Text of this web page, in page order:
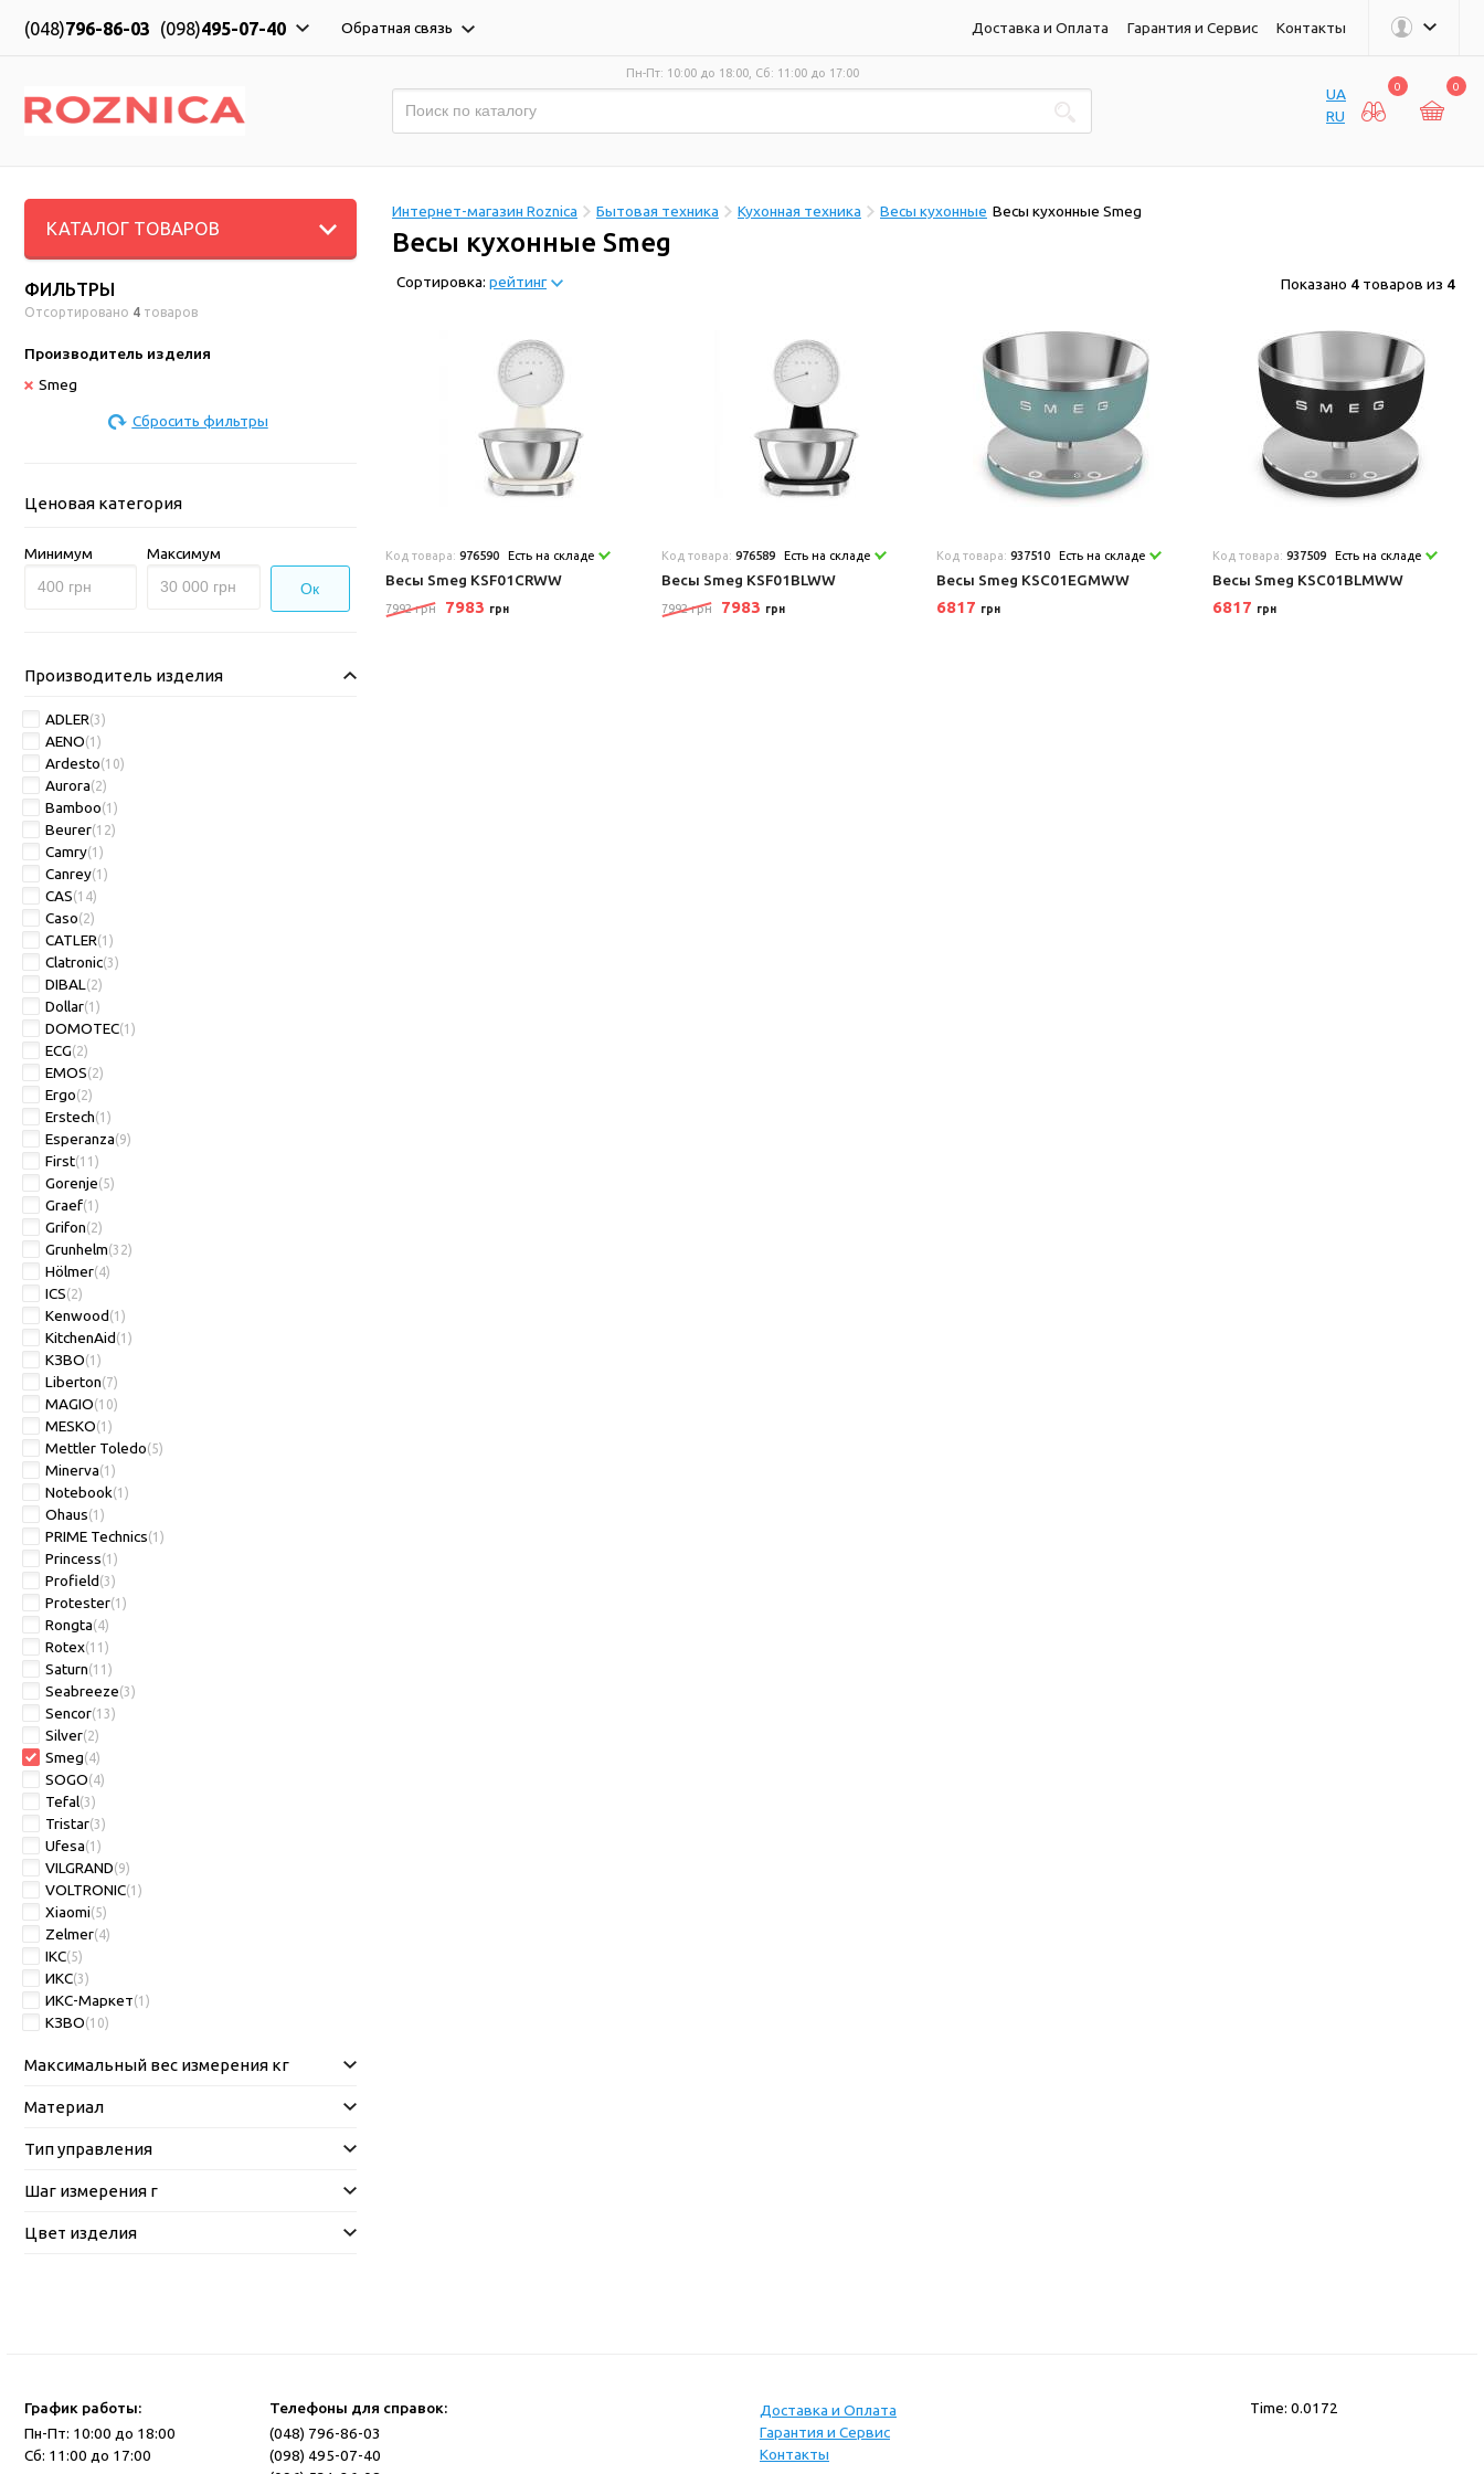
(048)796-86-03 (098)495-07-40 Обратная связь Доставка и Оплата Гарантия и Сервис Контакты
Пн-Пт: 10:00 до 18:00, Сб: 11:00 до 17:00
UA
RU
0 0
КАТАЛОГ ТОВАРОВ
ФИЛЬТРЫ
Отсортировано 4 товаров
Производитель изделия
Smeg
Сбросить фильтры
Ценовая категория
Минимум Максимум
Ок
Производитель изделия
ADLER(3)
AENO(1)
Ardesto(10)
Aurora(2)
Bamboo(1)
Beurer(12)
Camry(1)
Canrey(1)
CAS(14)
Caso(2)
CATLER(1)
Clatronic(3)
DIBAL(2)
Dollar(1)
DOMOTEC(1)
ECG(2)
EMOS(2)
Ergo(2)
Erstech(1)
Esperanza(9)
First(11)
Gorenje(5)
Graef(1)
Grifon(2)
Grunhelm(32)
Hölmer(4)
ICS(2)
Kenwood(1)
KitchenAid(1)
KЗBO(1)
Liberton(7)
MAGIO(10)
MESKO(1)
Mettler Toledo(5)
Minerva(1)
Notebook(1)
Ohaus(1)
PRIME Technics(1)
Princess(1)
Profield(3)
Protester(1)
Rongta(4)
Rotex(11)
Saturn(11)
Seabreeze(3)
Sencor(13)
Silver(2)
Smeg(4)
SOGO(4)
Tefal(3)
Tristar(3)
Ufesa(1)
VILGRAND(9)
VOLTRONIC(1)
Xiaomi(5)
Zelmer(4)
ІКС(5)
ИКС(3)
ИКС-Маркет(1)
КЗВО(10)
Максимальный вес измерения кг
Материал
Тип управления
Шаг измерения г
Цвет изделия
Интернет-магазин Roznica Бытовая техника Кухонная техника Весы кухонные Весы кухонные Smeg
Весы кухонные Smeg
Сортировка: рейтинг Показано 4 товаров из 4
Код товара: 976590 Есть на складе
Весы Smeg KSF01CRWW
7992 грн 7983 грн
Код товара: 976589 Есть на складе
Весы Smeg KSF01BLWW
7992 грн 7983 грн
Код товара:937510 Есть на складе
Весы Smeg KSC01EGMWW
6817 грн
Код товара:937509 Есть на складе
Весы Smeg KSC01BLMWW
6817 грн
График работы:
Пн-Пт: 10:00 до 18:00
Сб: 11:00 до 17:00
Телефоны для справок:
(048) 796-86-03
(098) 495-07-40
Доставка и Оплата
Гарантия и Сервис
Контакты
Time: 0.0172